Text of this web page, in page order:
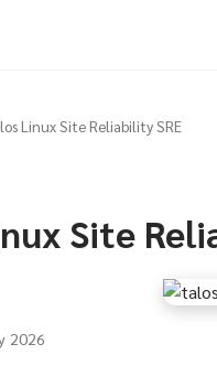
Linux Site Reliability SRE
Site
2026